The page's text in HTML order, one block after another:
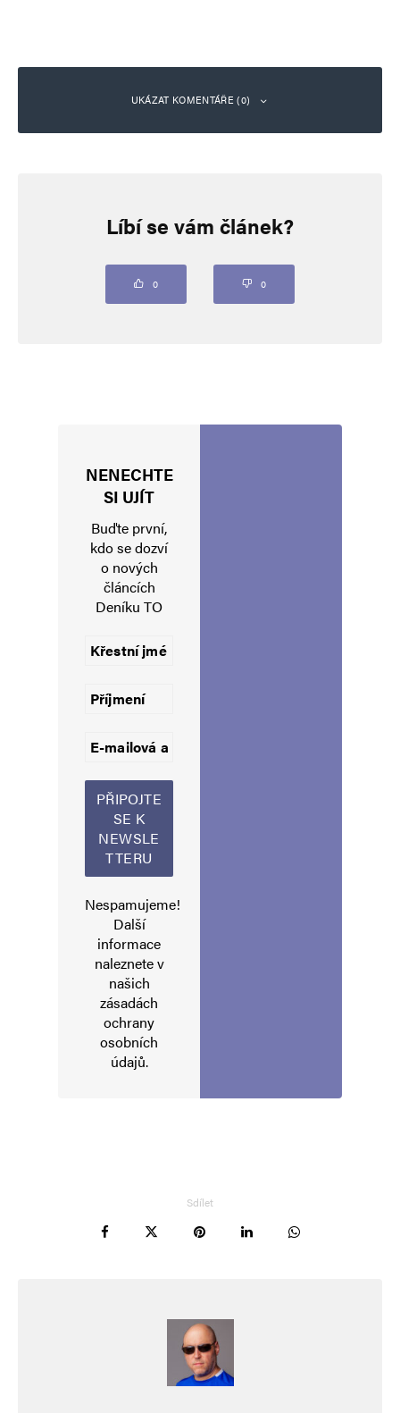
UKÁZAT KOMENTÁŘE (0)
Vaše e-mailová adresa nebude zveřejněna. Vyžadované informace jsou
Uložit do prohlížeče jméno, e-mail a webovou stránku pro budoucí
Informujte mě o nových komentářích e-mailem.
Alternative:
Líbí se vám článek?
0 0
NENECHTE
SI UJÍT
Buďte první,
kdo se dozví
o nových
článcích
Deníku TO
Nespamujeme!
Další
informace
naleznete v
našich
zásadách
ochrany
osobních
údajů.
Sdílet